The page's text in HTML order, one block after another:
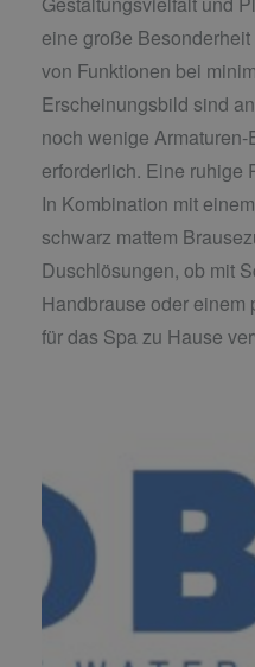
eine große
von Funktionen bei
Erscheinungsbild sind
noch wenige
erforderlich. Eine ruhige
In Kombination mit
schwarz mattem
Duschlösungen, ob mit
Handbrause oder einem
für das Spa zu Hause